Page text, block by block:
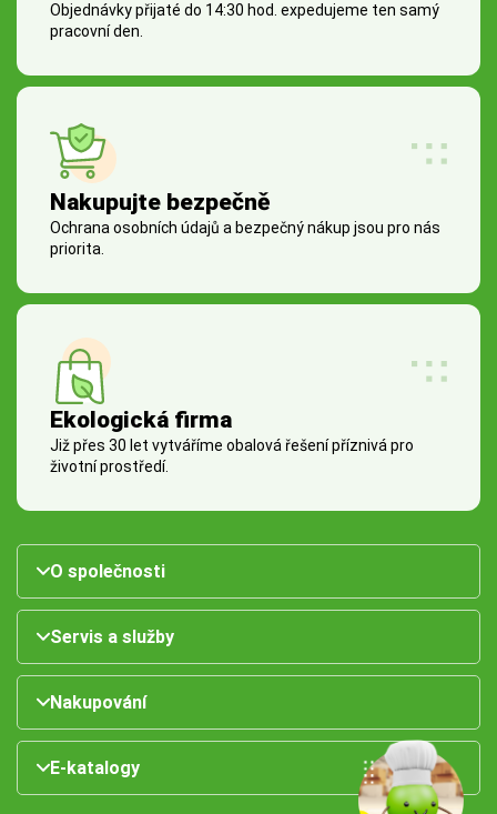
Objednávky přijaté do 14:30 hod. expedujeme ten samý
pracovní den.
Nakupujte bezpečně
Ochrana osobních údajů a bezpečný nákup jsou pro nás
priorita.
Ekologická firma
Již přes 30 let vytváříme obalová řešení příznivá pro
životní prostředí.
O společnosti
Servis a služby
Nakupování
E-katalogy